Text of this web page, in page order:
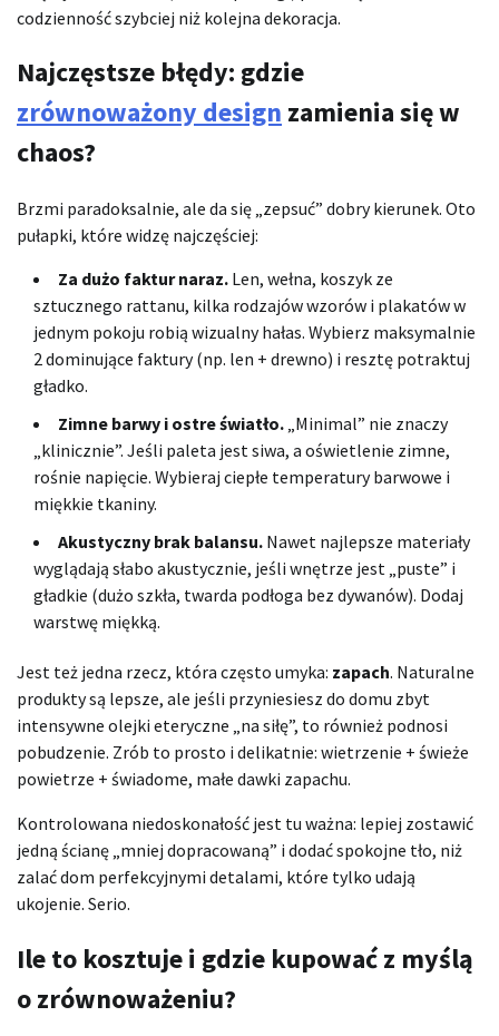
codzienność szybciej niż kolejna dekoracja.
Najczęstsze błędy: gdzie
zrównoważony design zamienia się w
chaos?
Brzmi paradoksalnie, ale da się „zepsuć” dobry kierunek. Oto
pułapki, które widzę najczęściej:
Za dużo faktur naraz. Len, wełna, koszyk ze
sztucznego rattanu, kilka rodzajów wzorów i plakatów w
jednym pokoju robią wizualny hałas. Wybierz maksymalnie
2 dominujące faktury (np. len + drewno) i resztę potraktuj
gładko.
Zimne barwy i ostre światło. „Minimal” nie znaczy
„klinicznie”. Jeśli paleta jest siwa, a oświetlenie zimne,
rośnie napięcie. Wybieraj ciepłe temperatury barwowe i
miękkie tkaniny.
Akustyczny brak balansu. Nawet najlepsze materiały
wyglądają słabo akustycznie, jeśli wnętrze jest „puste” i
gładkie (dużo szkła, twarda podłoga bez dywanów). Dodaj
warstwę miękką.
Jest też jedna rzecz, która często umyka: zapach. Naturalne
produkty są lepsze, ale jeśli przyniesiesz do domu zbyt
intensywne olejki eteryczne „na siłę”, to również podnosi
pobudzenie. Zrób to prosto i delikatnie: wietrzenie + świeże
powietrze + świadome, małe dawki zapachu.
Kontrolowana niedoskonałość jest tu ważna: lepiej zostawić
jedną ścianę „mniej dopracowaną” i dodać spokojne tło, niż
zalać dom perfekcyjnymi detalami, które tylko udają
ukojenie. Serio.
Ile to kosztuje i gdzie kupować z myślą
o zrównoważeniu?